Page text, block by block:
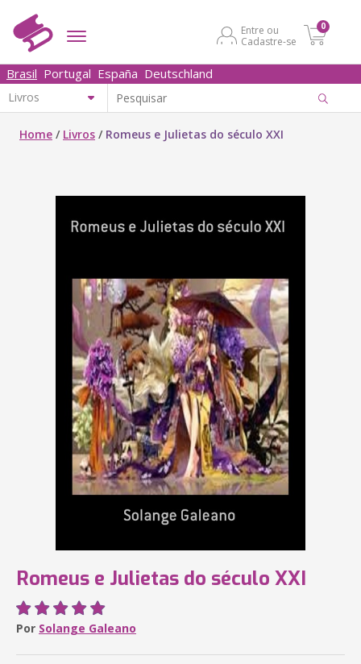
Entre ou
Cadastre-se
0
Brasil Portugal España Deutschland
Home / Livros / Romeus e Julietas do século XXI
Romeus e Julietas do século XXI
Por Solange Galeano